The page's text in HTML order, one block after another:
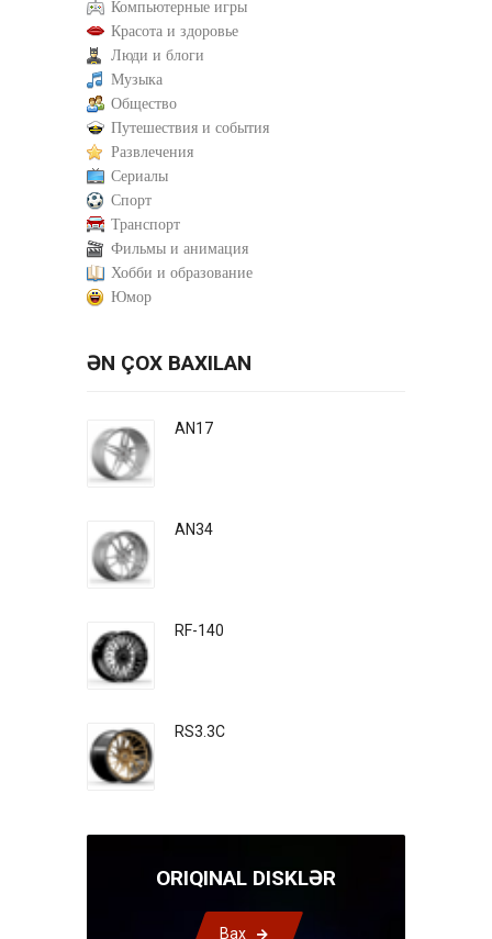
Компьютерные игры
Красота и здоровье
Люди и блоги
Музыка
Общество
Путешествия и события
Развлечения
Сериалы
Спорт
Транспорт
Фильмы и анимация
Хобби и образование
Юмор
ƏN ÇOX BAXILAN
AN17
AN34
RF-140
RS3.3C
ORIQINAL DISKLƏR
Bax